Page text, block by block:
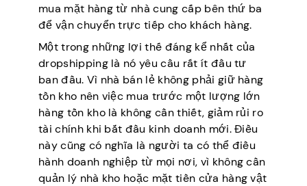
mua mặt hàng từ nhà cung cấp bên thứ ba
để vận chuyển trực tiếp cho khách hàng.
Một trong những lợi thế đáng kể nhất của
dropshipping là nó yêu cầu rất ít đầu tư
ban đầu. Vì nhà bán lẻ không phải giữ hàng
tồn kho nên việc mua trước một lượng lớn
hàng tồn kho là không cần thiết, giảm rủi ro
tài chính khi bắt đầu kinh doanh mới. Điều
này cũng có nghĩa là người ta có thể điều
hành doanh nghiệp từ mọi nơi, vì không cần
quản lý nhà kho hoặc mặt tiền cửa hàng vật